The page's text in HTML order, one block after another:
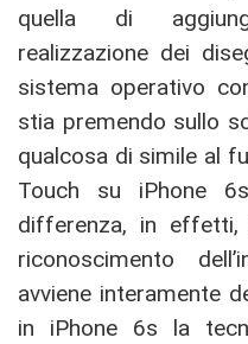
quella di
realizzazione dei
sistema operativo
stia premendo sullo
qualcosa di simile al
Touch su iPhone
differenza, in
riconoscimento
avviene interamente
in iPhone 6s la